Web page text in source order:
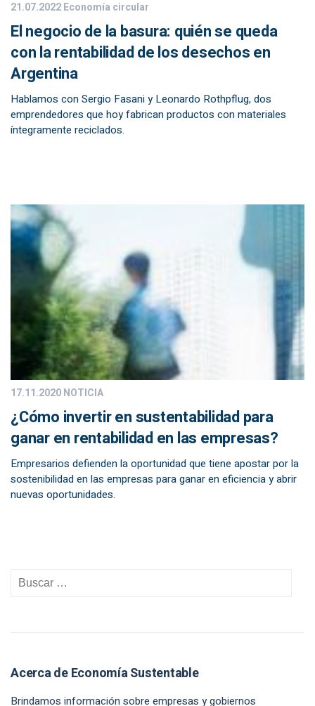
21.07.2022Economía circular
El negocio de la basura: quién se queda
con la rentabilidad de los desechos en
Argentina
Hablamos con Sergio Fasani y Leonardo Rothpflug, dos
emprendedores que hoy fabrican productos con materiales
íntegramente reciclados.
17.11.2020NOTICIA
¿Cómo invertir en sustentabilidad para
ganar en rentabilidad en las empresas?
Empresarios defienden la oportunidad que tiene apostar por la
sostenibilidad en las empresas para ganar en eficiencia y abrir
nuevas oportunidades.
Acerca de Economía Sustentable
Brindamos información sobre empresas y gobiernos